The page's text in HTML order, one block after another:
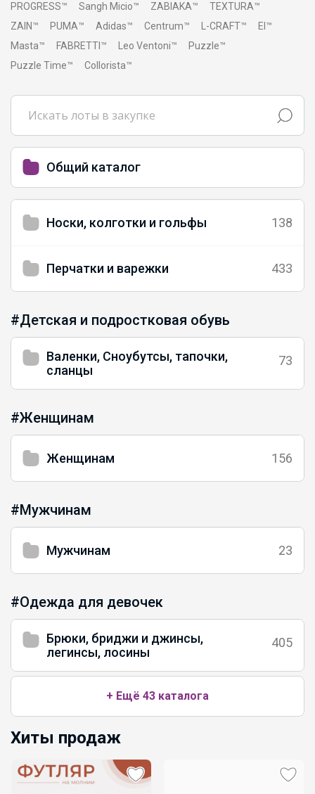
Общий каталог
Носки, колготки и гольфы 138
Перчатки и варежки 433
#Детская и подростковая обувь
Валенки, Сноубутсы, тапочки,
сланцы
73
#Женщинам
Женщинам 156
#Мужчинам
Мужчинам 23
#Одежда для девочек
Брюки, бриджи и джинсы,
легинсы, лосины
405
+ Ещё 43 каталога
PROGRESS™
Sangh Micio™ ZABIAKA™
TEXTURA™
ZAIN™
PUMA™ Adidas™ Centrum™ L-CRAFT™
El™
Masta™
FABRETTI™ Leo Ventoni™
Puzzle™
Puzzle Time™
Collorista™
Хиты продаж